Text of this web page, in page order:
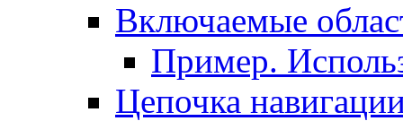
Включаемые
Пример.
Цепочка